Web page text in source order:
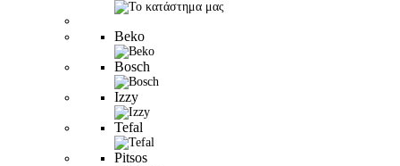
Beko
Bosch
Izzy
Tefal
Pitsos